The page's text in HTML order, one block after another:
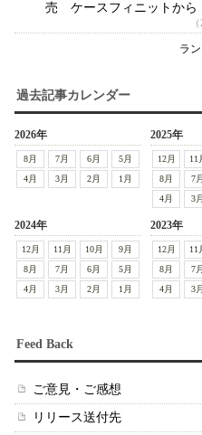
売 ケースフィニットから
ラ
過去記事カレンダー
2026年
8月 7月 6月
5月
4月
3月 2月 1月
2025年
12月 11
8月
7月
4月
3月
2024年
12月 11月 10月
9月
8月
7月 6月
5月
4月
3月 2月 1月
2023年
12月 11
8月
7月
4月
3月
Feed Back
ご意見・ご感想
リリース送付先